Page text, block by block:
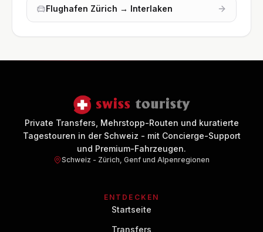
Flughafen Zürich → Interlaken
Private Transfers, Mehrstopp-Routen und kuratierte
Tagestouren in der Schweiz - mit Concierge-Support
und Premium-Fahrzeugen.
Schweiz - Zürich, Genf und Alpenregionen
ENTDECKEN
Startseite
Transfers